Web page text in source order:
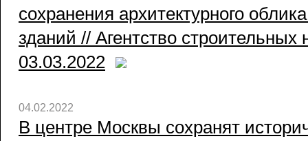
сохранения архитектурного
зданий // Агентство строительных
03.03.2022
04.02.2022
В центре Москвы сохранят